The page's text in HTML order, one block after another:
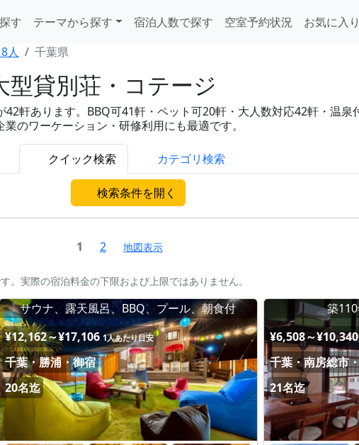
す テーマから探す 宿泊人数で探す 空室予約状況
お気に入り
人 千葉県
貸別荘・コテージ
軒あります。BBQ可41軒・ペット可20軒・大人数対応42軒・温
のワーケーション・研修利用にも最適です。
クイック検索 カテゴリ検索
検索条件を開く
1 2 地図表示
実際の宿泊料金の下限および上限ではありません。
サウナ、露天風呂、BBQ、プール、朝食付
¥12,162～¥17,106 1人あたり目安
千葉・勝浦・御宿
20名迄
築
¥6,508～¥10,340
千葉・南房総市
21名迄